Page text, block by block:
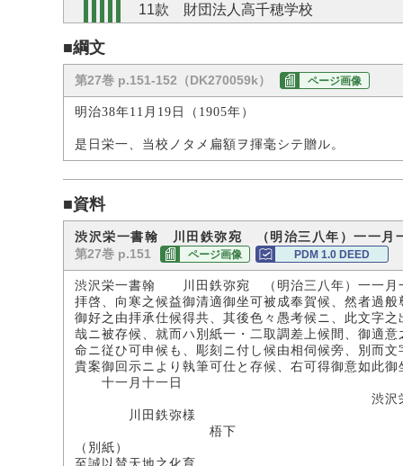
11款 財団法人高千穂学校
■綱文
第27巻 p.151-152（DK270059k） ページ画像
明治38年11月19日（1905年）
是日栄一、当校ノタメ扁額ヲ揮毫シテ贈ル。
■資料
渋沢栄一書翰 川田鉄弥宛 （明治三八年）一一月
第27巻 p.151 ページ画像 PDM 1.0 DEED
渋沢栄一書翰 川田鉄弥宛 （明治三八年）一一
拝啓、向寒之候益御清適御坐可被成奉賀候、然者過
御好之由拝承仕候得共、其後色々愚考候ニ、此文字
哉ニ被存候、就而ハ別紙一・二取調差上候間、御適
命ニ従ひ可申候も、彫刻ニ付し候由相伺候旁、別而
貴案御回示ニより執筆可仕と存候、右可得御意如此
十一月十一日
渋沢栄
川田鉄弥様
梧下
（別紙）